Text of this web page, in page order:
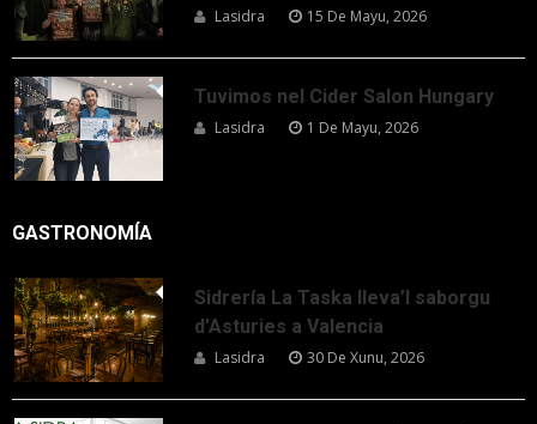
Lasidra 15 De Mayu, 2026
Tuvimos nel Cider Salon Hungary
Lasidra 1 De Mayu, 2026
GASTRONOMÍA
Sidrería La Taska lleva’l saborgu
d’Asturies a Valencia
Lasidra 30 De Xunu, 2026